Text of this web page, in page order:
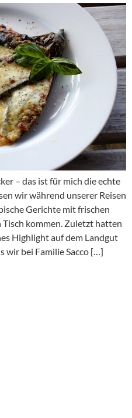
– das ist für mich die echte
wir während unserer Reisen
Gerichte mit frischen
Tisch kommen. Zuletzt hatten
Highlight auf dem Landgut
wir bei Familie Sacco […]